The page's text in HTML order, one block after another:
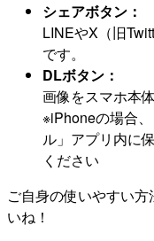
シェアボタン：
LINEやX（旧
です。
DLボタン：
画像をスマホ本
※iPhoneの場合
ル」アプリ内に
ください
ご自身の使いやすい
いね！